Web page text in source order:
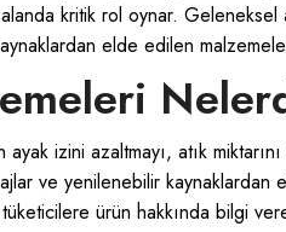
kritik rol oynar.
elde edilen
ayak izini azaltmayı, atık
ve yenilenebilir
ürün hakkında bilgi